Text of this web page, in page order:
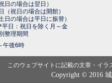
日の場合は翌日）
（祝日の場合は開館）
日の場合は平日に振替）
日を除く月～金
整理期間
午後6時
このウェブサイトに記載の文章・イ
Copyright © 2016